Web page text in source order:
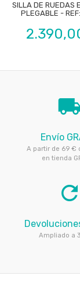
SILLA DE RUEDAS
PLEGABLE -
Precio
Envío
A partir de 69 €
en tienda
refresh
Ampliado a